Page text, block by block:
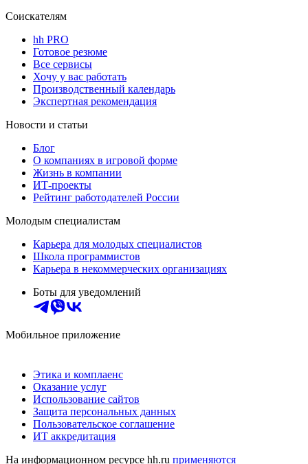
Соискателям
hh PRO
Готовое резюме
Все сервисы
Хочу у вас работать
Производственный календарь
Экспертная рекомендация
Новости и статьи
Блог
О компаниях в игровой форме
Жизнь в компании
ИТ-проекты
Рейтинг работодателей России
Молодым специалистам
Карьера для молодых специалистов
Школа программистов
Карьера в некоммерческих организациях
Боты для уведомлений
Мобильное приложение
Этика и комплаенс
Оказание услуг
Использование сайтов
Защита персональных данных
Пользовательское соглашение
ИТ аккредитация
На информационном ресурсе hh.ru применяются